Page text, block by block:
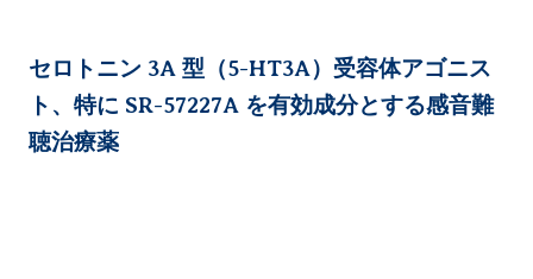
セロトニン 3A 型（5-HT3A）受容体アゴニス
ト、特に SR-57227A を有効成分とする感音難
聴治療薬